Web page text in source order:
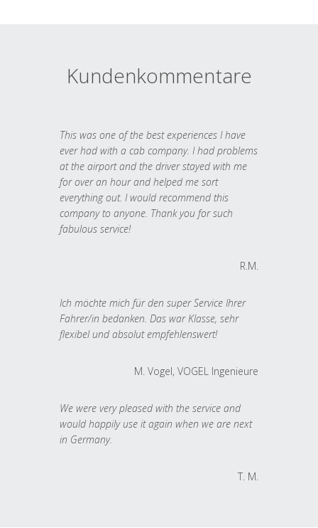
Kundenkommentare
This was one of the best experiences I have
ever had with a cab company. I had problems
at the airport and the driver stayed with me
for over an hour and helped me sort
everything out. I would recommend this
company to anyone. Thank you for such
fabulous service!
R.M.
Ich möchte mich für den super Service Ihrer
Fahrer/in bedanken. Das war Klasse, sehr
flexibel und absolut empfehlenswert!
M. Vogel, VOGEL Ingenieure
We were very pleased with the service and
would happily use it again when we are next
in Germany.
T. M.